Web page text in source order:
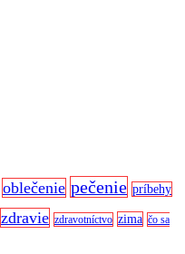
oblečenie pečenie príbehy
zdravie zdravotníctvo zima čo sa